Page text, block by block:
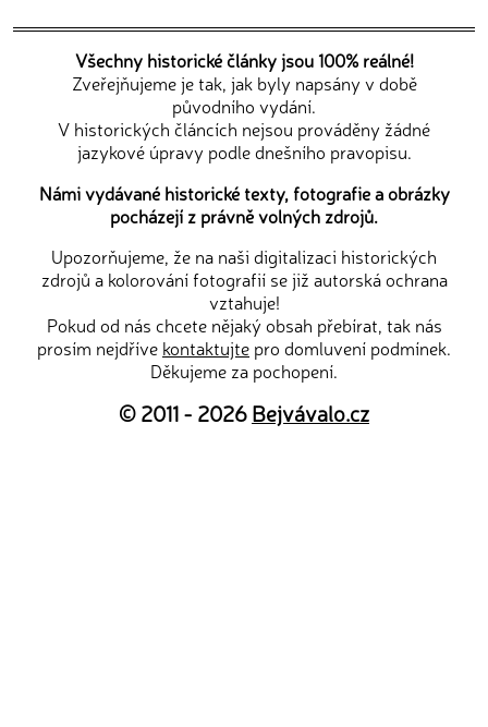
Všechny historické články jsou 100% reálné!
Zveřejňujeme je tak, jak byly napsány v době
původního vydání.
V historických článcích nejsou prováděny žádné
jazykové úpravy podle dnešního pravopisu.
Námi vydávané historické texty, fotografie a obrázky
pocházejí z právně volných zdrojů.
Upozorňujeme, že na naši digitalizaci historických
zdrojů a kolorování fotografií se již autorská ochrana
vztahuje!
Pokud od nás chcete nějaký obsah přebírat, tak nás
prosím nejdříve kontaktujte pro domluvení podmínek.
Děkujeme za pochopení.
© 2011 - 2026Bejvávalo.cz